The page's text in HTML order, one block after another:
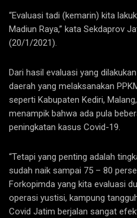
“Evaluasi tadi (kemarin) kita
Madiun Raya,” kata Sekdaprov
(20/1/2021).
Dari hasil evaluasi yang
daerah yang melaksanakan
seperti Kabupaten Kediri,
menampik bahwa ada pula
peningkatan kasus Covid-19.
“Tetapi yang penting adalah
sudah naik sampai 75 – 80
Forkopimda yang kita evaluasi
operasi yustisi, kampung
Covid Jatim berjalan sangat